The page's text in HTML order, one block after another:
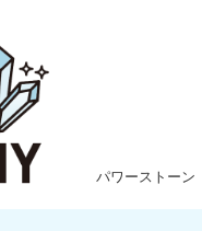
パワーストーン